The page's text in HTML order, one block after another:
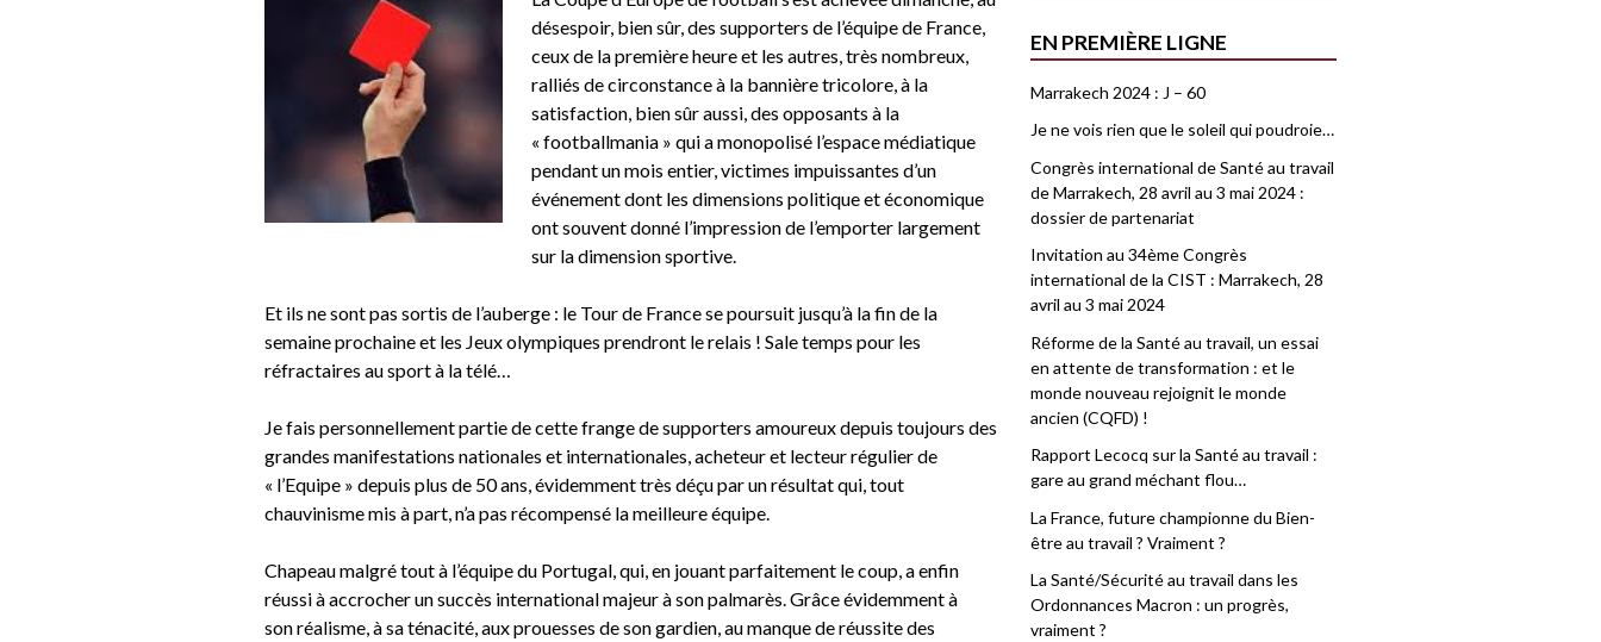
désespoir, bien sûr, des supporters de l’équipe de France,
ceux de la première heure et les autres, très nombreux,
ralliés de circonstance à la bannière tricolore, à la
satisfaction, bien sûr aussi, des opposants à la
« footballmania » qui a monopolisé l’espace médiatique
pendant un mois entier, victimes impuissantes d’un
événement dont les dimensions politique et économique
ont souvent donné l’impression de l’emporter largement
sur la dimension sportive.
Et ils ne sont pas sortis de l’auberge : le Tour de France se poursuit jusqu’à la fin de la
semaine prochaine et les Jeux olympiques prendront le relais ! Sale temps pour les
réfractaires au sport à la télé…
Je fais personnellement partie de cette frange de supporters amoureux depuis toujours des
grandes manifestations nationales et internationales, acheteur et lecteur régulier de
« l’Equipe » depuis plus de 50 ans, évidemment très déçu par un résultat qui, tout
chauvinisme mis à part, n’a pas récompensé la meilleure équipe.
Chapeau malgré tout à l’équipe du Portugal, qui, en jouant parfaitement le coup, a enfin
réussi à accrocher un succès international majeur à son palmarès. Grâce évidemment à
son réalisme, à sa ténacité, aux prouesses de son gardien, au manque de réussite des
EN PREMIÈRE LIGNE
Marrakech 2024 : J – 60
Je ne vois rien que le soleil qui poudroie…
Congrès international de Santé au travail
de Marrakech, 28 avril au 3 mai 2024 :
dossier de partenariat
Invitation au 34ème Congrès
international de la CIST : Marrakech, 28
avril au 3 mai 2024
Réforme de la Santé au travail, un essai
en attente de transformation : et le
monde nouveau rejoignit le monde
ancien (CQFD) !
Rapport Lecocq sur la Santé au travail :
gare au grand méchant flou…
La France, future championne du Bien-
être au travail ? Vraiment ?
La Santé/Sécurité au travail dans les
Ordonnances Macron : un progrès,
vraiment ?